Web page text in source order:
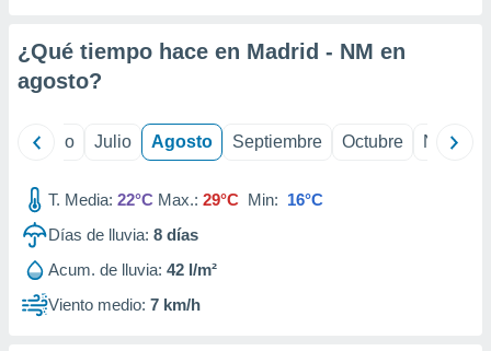
e
mediante
publicidad
publicidad
de
1199
¿Qué tiempo hace en Madrid - NM en
agosto?
Junio Julio Agosto Septiembre Octubre
T. Media: 22°C Max.: 29°C Min: 16°C
Días de lluvia: 8 días
Acum. de lluvia: 42 l/m²
Viento medio: 7 km/h